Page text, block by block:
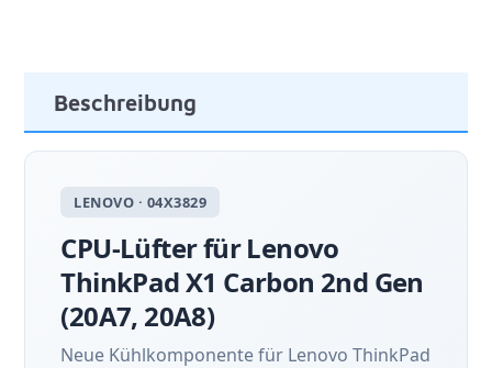
Beschreibung
LENOVO · 04X3829
CPU-Lüfter für Lenovo
ThinkPad X1 Carbon 2nd Gen
(20A7, 20A8)
Neue Kühlkomponente für Lenovo ThinkPad